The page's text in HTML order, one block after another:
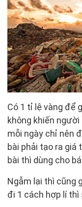
Có 1 tỉ lệ vàng để
không khiến người
mỗi ngày chỉ nên
bài phải tạo ra giá
bài thì dùng cho
Ngẫm lại thì cũng
đi 1 cách hợp lí